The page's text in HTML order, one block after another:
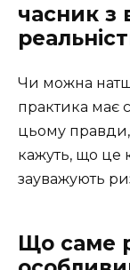
часник з
Чи можна
практика має
цьому
кажуть, що це
зауважують
Що саме